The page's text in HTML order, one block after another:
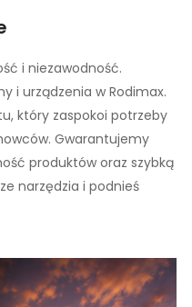
i niezawodność.
i urządzenia w Rodimax.
który zaspokoi potrzeby
Gwarantujemy
produktów oraz szybką
narzędzia i podnieś